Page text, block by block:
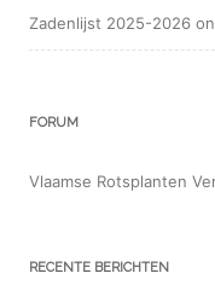
Zadenlijst 2025-2026
FORUM
Vlaamse Rotsplanten
RECENTE BERICHTEN